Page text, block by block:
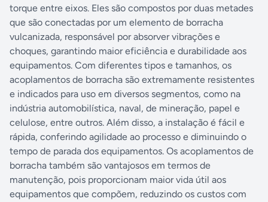
torque entre eixos. Eles são compostos por duas metades
que são conectadas por um elemento de borracha
vulcanizada, responsável por absorver vibrações e
choques, garantindo maior eficiência e durabilidade aos
equipamentos. Com diferentes tipos e tamanhos, os
acoplamentos de borracha são extremamente resistentes
e indicados para uso em diversos segmentos, como na
indústria automobilística, naval, de mineração, papel e
celulose, entre outros. Além disso, a instalação é fácil e
rápida, conferindo agilidade ao processo e diminuindo o
tempo de parada dos equipamentos. Os acoplamentos de
borracha também são vantajosos em termos de
manutenção, pois proporcionam maior vida útil aos
equipamentos que compõem, reduzindo os custos com